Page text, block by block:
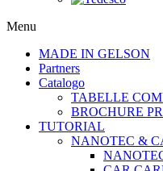
Menu
MADE IN GELSON
Partners
Catalogo
TABELLE
BROCHURE
TUTORIAL
NANOTEC &